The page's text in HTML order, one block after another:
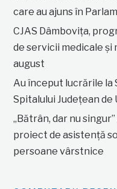
care au ajuns în
CJAS Dâmbovița,
de servicii medicale și
august
Au început lucrările la
Spitalului Județean
„Bătrân, dar nu
proiect de asistență
persoane vârstnice